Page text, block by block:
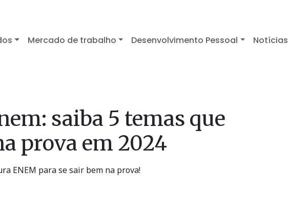
Mercado de trabalho Desenvolvimento Pessoal Notícias
saiba 5 temas que
prova em 2024
ENEM para se sair bem na prova!